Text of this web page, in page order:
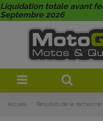
Liquidation totale avant
Septembre 2026
Accueil Résultats de la recherche